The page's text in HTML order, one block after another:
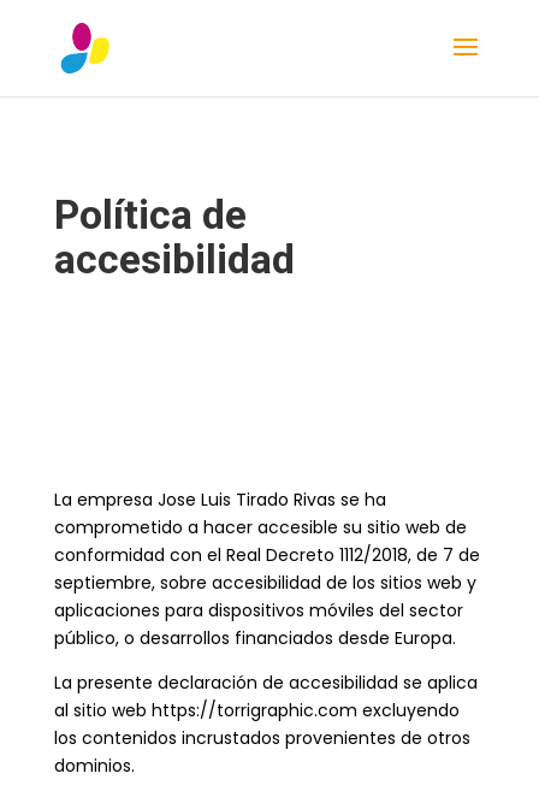
Política de
accesibilidad
La empresa Jose Luis Tirado Rivas se ha
comprometido a hacer accesible su sitio web de
conformidad con el Real Decreto 1112/2018, de 7 de
septiembre, sobre accesibilidad de los sitios web y
aplicaciones para dispositivos móviles del sector
público, o desarrollos financiados desde Europa.
La presente declaración de accesibilidad se aplica
al sitio web https://torrigraphic.com excluyendo
los contenidos incrustados provenientes de otros
dominios.